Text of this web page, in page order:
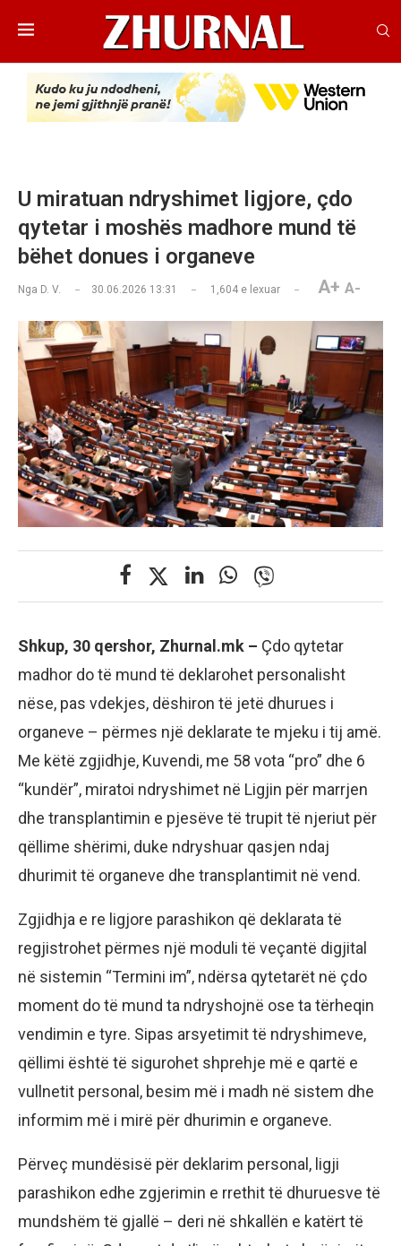
U miratuan ndryshimet ligjore, çdo
qytetar i moshës madhore mund të
bëhet donues i organeve
Nga D. V. 30.06.2026 13:31 1,604 e lexuar A+ A-
Shkup, 30 qershor, Zhurnal.mk – Çdo qytetar
madhor do të mund të deklarohet personalisht
nëse, pas vdekjes, dëshiron të jetë dhurues i
organeve – përmes një deklarate te mjeku i tij amë.
Me këtë zgjidhje, Kuvendi, me 58 vota “pro” dhe 6
“kundër”, miratoi ndryshimet në Ligjin për marrjen
dhe transplantimin e pjesëve të trupit të njeriut për
qëllime shërimi, duke ndryshuar qasjen ndaj
dhurimit të organeve dhe transplantimit në vend.
Zgjidhja e re ligjore parashikon që deklarata të
regjistrohet përmes një moduli të veçantë digjital
në sistemin “Termini im”, ndërsa qytetarët në çdo
moment do të mund ta ndryshojnë ose ta tërheqin
vendimin e tyre. Sipas arsyetimit të ndryshimeve,
qëllimi është të sigurohet shprehje më e qartë e
vullnetit personal, besim më i madh në sistem dhe
informim më i mirë për dhurimin e organeve.
Përveç mundësisë për deklarim personal, ligji
parashikon edhe zgjerimin e rrethit të dhuruesve të
mundshëm të gjallë – deri në shkallën e katërt të